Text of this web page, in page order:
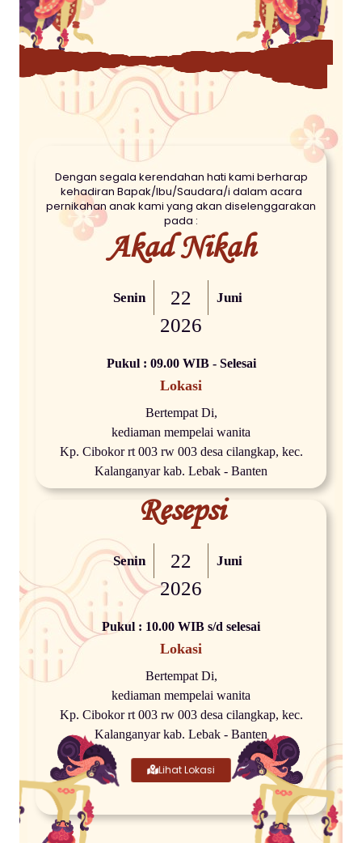
Dengan segala kerendahan hati kami berharap
kehadiran Bapak/Ibu/Saudara/i dalam acara
pernikahan anak kami yang akan diselenggarakan
pada :
Akad Nikah
Senin 22 Juni
2026
Pukul : 09.00 WIB - Selesai
Lokasi
Bertempat Di,
kediaman mempelai wanita
Kp. Cibokor rt 003 rw 003 desa cilangkap, kec.
Kalanganyar kab. Lebak - Banten
Resepsi
Senin 22 Juni
2026
Pukul : 10.00 WIB s/d selesai
Lokasi
Bertempat Di,
kediaman mempelai wanita
Kp. Cibokor rt 003 rw 003 desa cilangkap, kec.
Kalanganyar kab. Lebak - Banten
Lihat Lokasi